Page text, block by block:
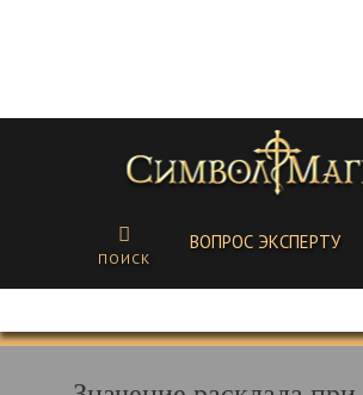
ВОПРОС ЭКСПЕРТУ
ПОИСК